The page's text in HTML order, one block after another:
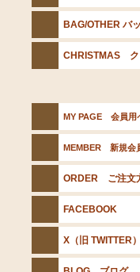
BAG/OTHER バ
CHRISTMAS ク
MY PAGE 会員用
MEMBER 新規会
ORDER ご注文
FACEBOOK
X（旧 TWITTER）